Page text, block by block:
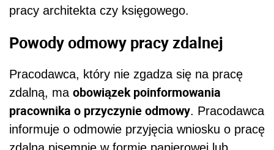
pracy architekta czy księgowego.
Powody odmowy pracy zdalnej
Pracodawca, który nie zgadza się na pracę
zdalną, ma obowiązek poinformowania
pracownika o przyczynie odmowy. Pracodawca
informuje o odmowie przyjęcia wniosku o pracę